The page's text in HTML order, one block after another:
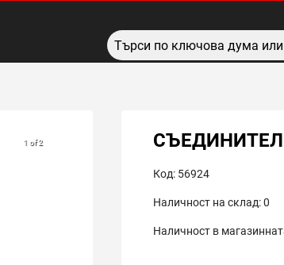
1 of 2 СЪЕДИНИТЕЛ
Код: 56924
Наличност на склад:0
Наличност в